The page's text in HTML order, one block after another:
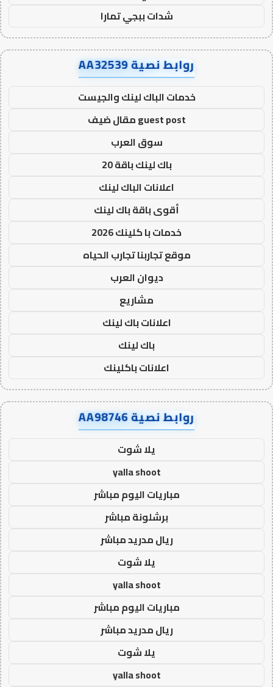
شدات ببجي تمارا
روابط نصية AA32539
خدمات الباك لينك والجيست
guest post مقال ضيف
سوق العرب
باك لينك باقة 20
اعلانات الباك لينك
أقوى باقة باك لينك
خدمات با كلينك 2026
موقع تجاربنا تجارب الحياه
ديوان العرب
مشاريع
اعلانات باك لينك
باك لينك
اعلانات باكلينك
روابط نصية AA98746
يلا شوت
yalla shoot
مباريات اليوم مباشر
برشلونة مباشر
ريال مدريد مباشر
يلا شوت
yalla shoot
مباريات اليوم مباشر
ريال مدريد مباشر
يلا شوت
yalla shoot